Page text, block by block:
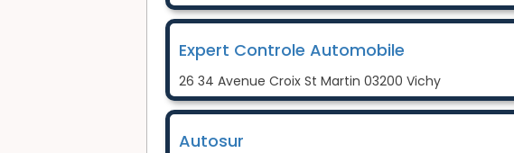
Expert Controle Automobile
26 34 Avenue Croix St Martin 03200 Vichy
Autosur